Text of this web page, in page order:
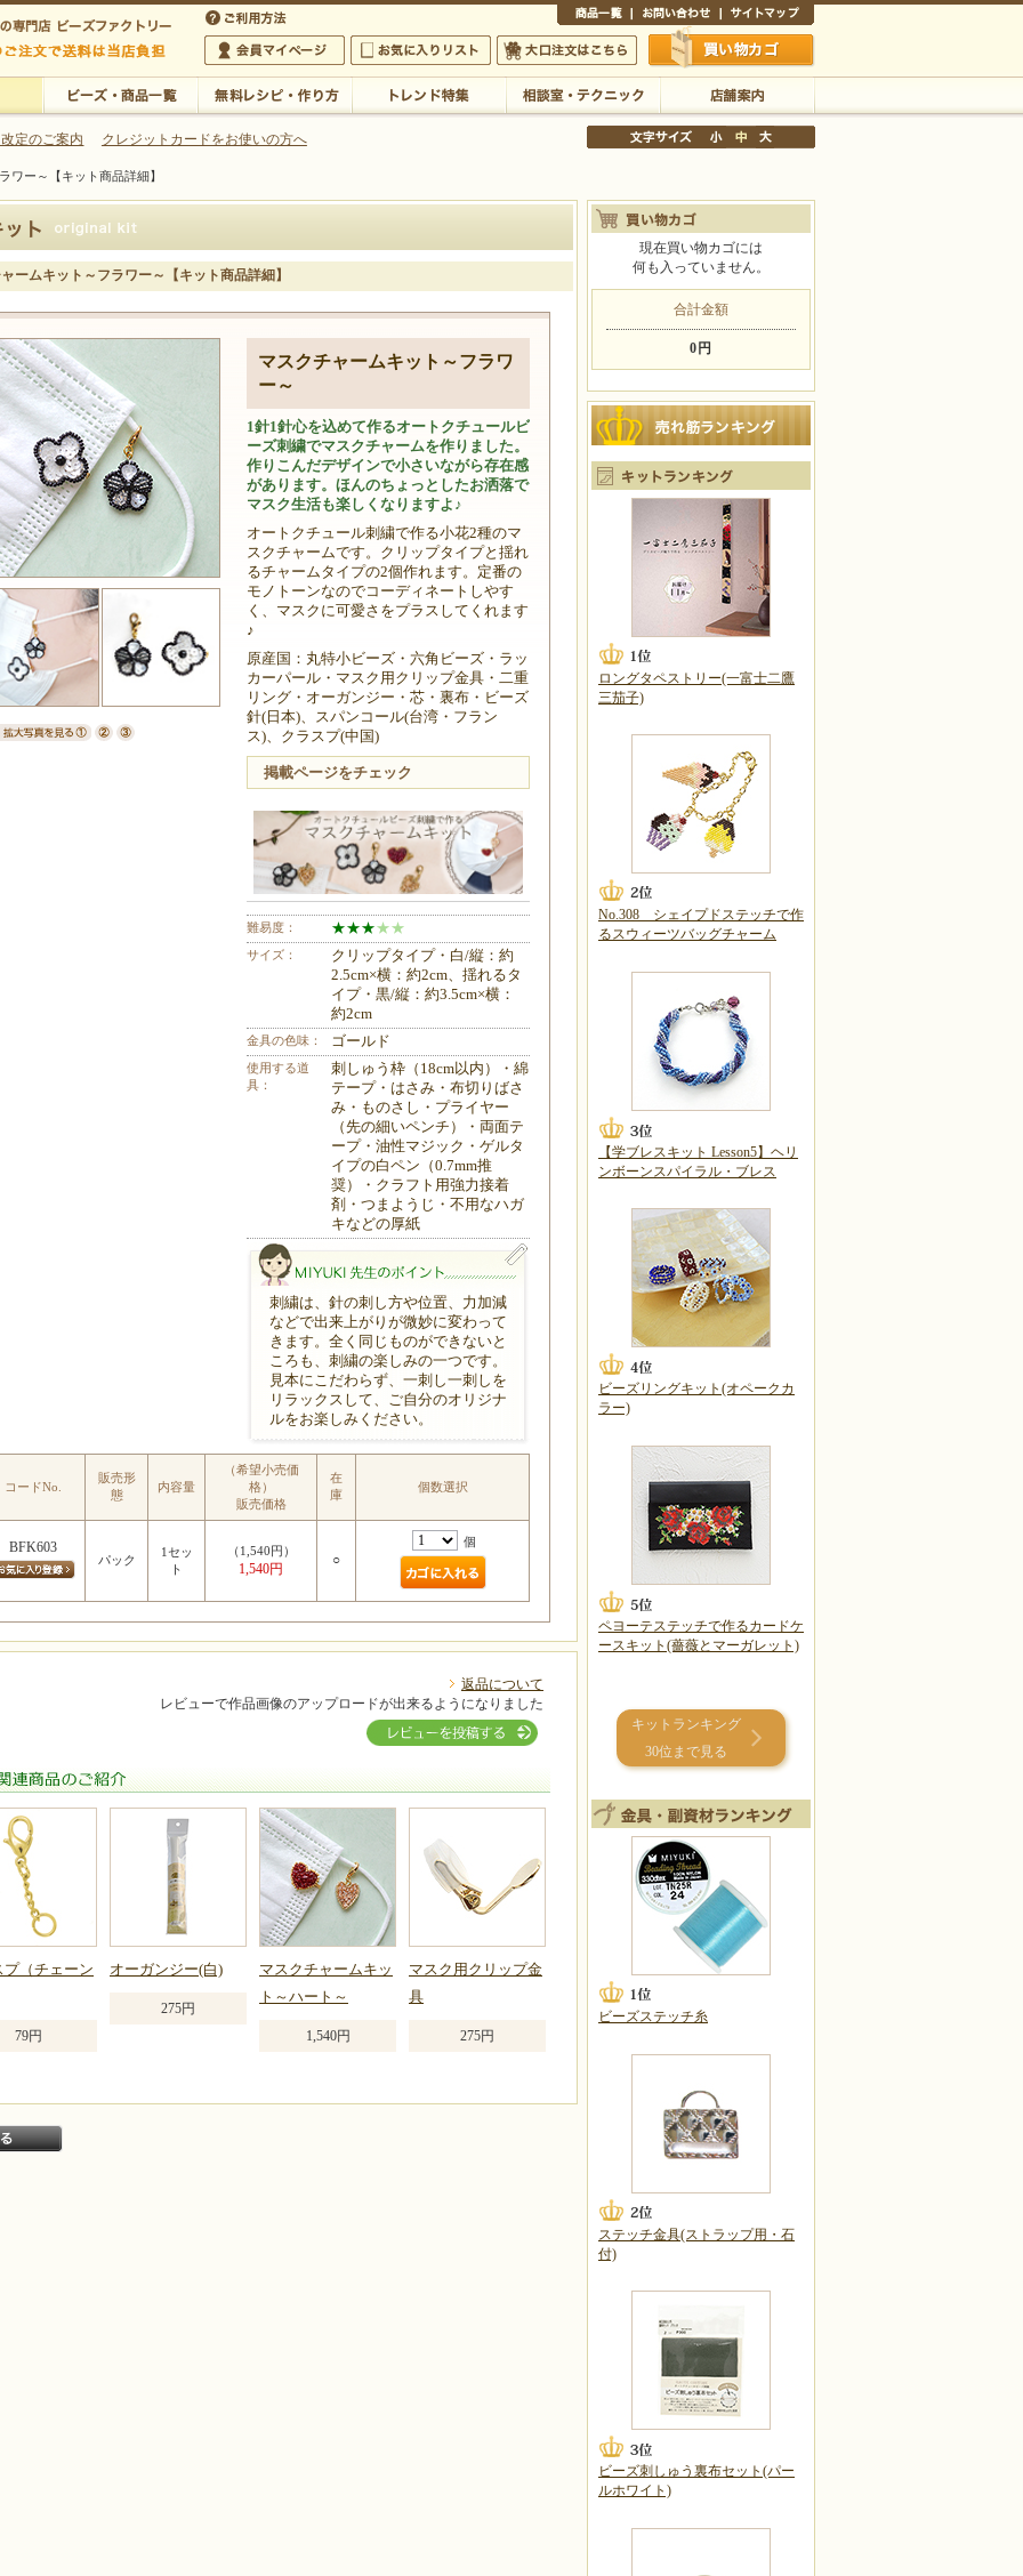
クセサリーの専門店
専門店 ビーズファクトリー 5,000円以上のご注文で送料は当店が負担いたします
5,000円以上のご注文で送料は当店が負担いたします
会員マイページ
お気に入りリスト 大口注文はこちら 買い物かご
店舗案内
定のご案内 クレジットカードをお使いの方へ
ワー～【キット商品詳細】
ームキット～フラワー～【キット商品詳細】
マスクチャームキット～フラワ
ー～
1針1針心を込めて作るオートクチュールビ
ーズ刺繍でマスクチャームを作りました。
作りこんだデザインで小さいながら存在感
があります。ほんのちょっとしたお洒落で
マスク生活も楽しくなりますよ♪
オートクチュール刺繍で作る小花2種のマ
スクチャームです。クリップタイプと揺れ
るチャームタイプの2個作れます。定番の
モノトーンなのでコーディネートしやす
く、マスクに可愛さをプラスしてくれます
♪
原産国：丸特小ビーズ・六角ビーズ・ラッ
カーパール・マスク用クリップ金具・二重
リング・オーガンジー・芯・裏布・ビーズ
針(日本)、スパンコール(台湾・フラン
ス)、クラスプ(中国)
掲載ページをチェック
難易度： ★★★★★
サイズ：
クリップタイプ・白/縦：約
2.5cm×横：約2cm、揺れるタ
イプ・黒/縦：約3.5cm×横：
約2cm
金具の色味： ゴールド
使用する道
具：
刺しゅう枠（18cm以内）・綿
テープ・はさみ・布切りばさ
み・ものさし・プライヤー
（先の細いペンチ）・両面テ
ープ・油性マジック・ゲルタ
イプの白ペン（0.7mm推
奨）・クラフト用強力接着
剤・つまようじ・不用なハガ
キなどの厚紙
MIYUKI先生のポイント
刺繍は、針の刺し方や位置、力加減
などで出来上がりが微妙に変わって
きます。全く同じものができないと
ころも、刺繍の楽しみの一つです。
見本にこだわらず、一刺し一刺しを
リラックスして、ご自分のオリジナ
ルをお楽しみください。
コードNo.
販売形
態
内容量
（希望小売価
格）
販売価格
在
庫
個数選択
BFK603
パック
1セッ
ト
（1,540円）
1,540円
○
個
返品について
レビューで作品画像のアップロードが出来るようになりました
関連商品のご紹介
プ（チェーン
79円
オーガンジー(白)
275円
マスクチャームキッ
ト～ハート～
1,540円
マスク用クリップ金
具
275円
現在買い物カゴには
何も入っていません。
合計金額
0円
ロングタペストリー(一富士二鷹
三茄子)
No.308 シェイプドステッチで作
るスウィーツバッグチャーム
【学ブレスキット Lesson5】ヘリ
ンボーンスパイラル・ブレス
ビーズリングキット(オペークカ
ラー)
ペヨーテステッチで作るカードケ
ースキット(薔薇とマーガレット)
キットランキング
30位まで見る
ビーズステッチ糸
ステッチ金具(ストラップ用・石
付)
ビーズ刺しゅう裏布セット(パー
ルホワイト)